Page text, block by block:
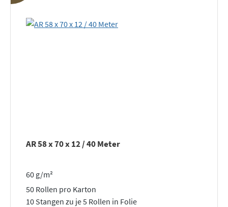
AR 58 x 70 x 12 / 40 Meter
60 g/m²
50 Rollen pro Karton
10 Stangen zu je 5 Rollen in Folie